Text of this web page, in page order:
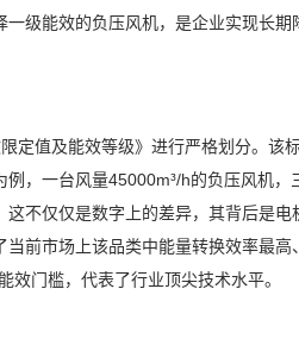
级能效的负压风机，是企业实现长期
值及能效等级》进行严格划分。该标
，一台风量45000m³/h的负压风机，
不仅仅是数字上的差异，其背后是
前市场上该品类中能量转换效率最
门槛，代表了行业顶尖技术水平。